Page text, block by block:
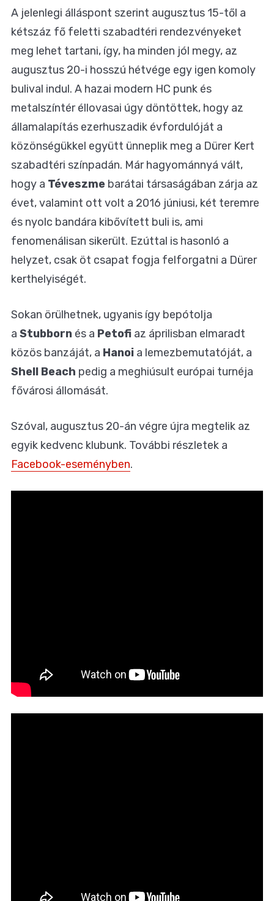
A jelenlegi álláspont szerint augusztus 15-től a
kétszáz fő feletti szabadtéri rendezvényeket
meg lehet tartani, így, ha minden jól megy, az
augusztus 20-i hosszú hétvége egy igen komoly
bulival indul. A hazai modern HC punk és
metalszíntér éllovasai úgy döntöttek, hogy az
államalapítás ezerhuszadik évfordulóját a
közönségükkel együtt ünneplik meg a Dürer Kert
szabadtéri színpadán. Már hagyománnyá vált,
hogy a Téveszme barátai társaságában zárja az
évet, valamint ott volt a 2016 júniusi, két teremre
és nyolc bandára kibővített buli is, ami
fenomenálisan sikerült. Ezúttal is hasonló a
helyzet, csak öt csapat fogja felforgatni a Dürer
kerthelyiségét.
Sokan örülhetnek, ugyanis így bepótolja
a Stubborn és a Petofi az áprilisban elmaradt
közös banzáját, a Hanoi a lemezbemutatóját, a
Shell Beach pedig a meghiúsult európai turnéja
fővárosi állomását.
Szóval, augusztus 20-án végre újra megtelik az
egyik kedvenc klubunk. További részletek a
Facebook-eseményben.